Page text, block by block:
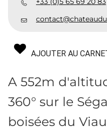
AJOUTER AU
A 552m
360° sur le
boisées du